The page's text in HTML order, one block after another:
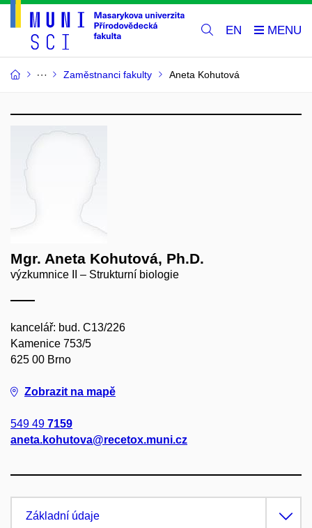
EN
Zaměstnanci fakulty Aneta Kohutová
Mgr. Aneta Kohutová, Ph.D.
výzkumnice II – Strukturní biologie
kancelář: bud. C13/226
Kamenice 753/5
625 00 Brno
Zobrazit na mapě
549 49 7159
aneta.kohutova@recetox.muni.cz
Základní údaje